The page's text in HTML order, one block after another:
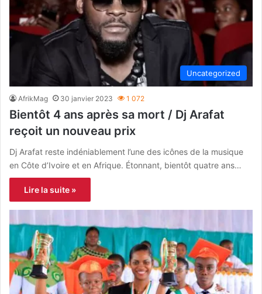
Uncategorized
AfrikMag 30 janvier 2023 1 072
Bientôt 4 ans après sa mort / Dj Arafat
reçoit un nouveau prix
Dj Arafat reste indéniablement l’une des icônes de la musique
en Côte d’Ivoire et en Afrique. Étonnant, bientôt quatre ans…
Lire la suite »